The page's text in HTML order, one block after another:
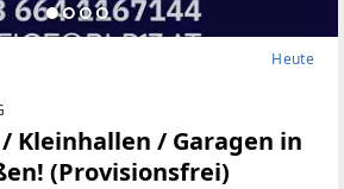
Heute
Kleinhallen / Garagen in
(Provisionsfrei)